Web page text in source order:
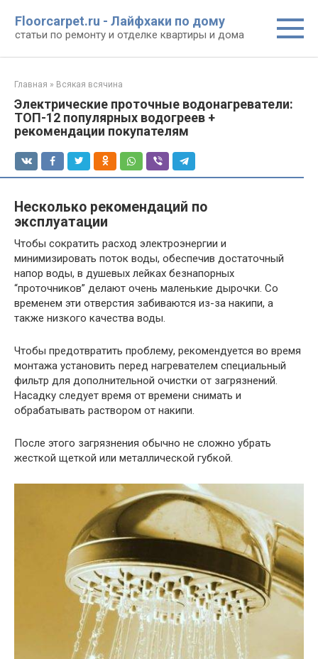
контенту
Floorcarpet.ru - Лайфхаки по дому
статьи по ремонту и отделке квартиры и дома
Главная » Всякая всячина
Электрические проточные водонагреватели:
ТОП-12 популярных водогреев +
рекомендации покупателям
Несколько рекомендаций по
эксплуатации
Чтобы сократить расход электроэнергии и
минимизировать поток воды, обеспечив достаточный
напор воды, в душевых лейках безнапорных
“проточников” делают очень маленькие дырочки. Со
временем эти отверстия забиваются из-за накипи, а
также низкого качества воды.
Чтобы предотвратить проблему, рекомендуется во время
монтажа установить перед нагревателем специальный
фильтр для дополнительной очистки от загрязнений.
Насадку следует время от времени снимать и
обрабатывать раствором от накипи.
После этого загрязнения обычно не сложно убрать
жесткой щеткой или металлической губкой.